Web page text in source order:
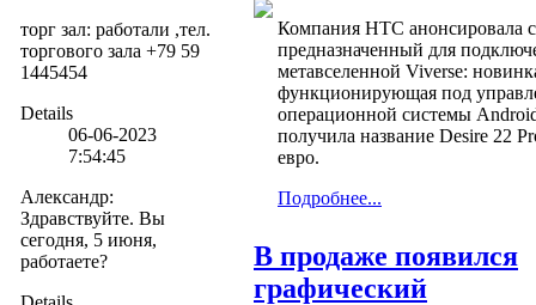
торг зал: работали ,тел.
торгового зала +79 59
1445454
Details
06-06-2023
7:54:45
Александр:
Здравствуйте. Вы
сегодня, 5 июня,
работаете?
Компания HTC анонсировала
предназначенный для
метавселенной Viverse:
функционирующая под
операционной системы
получила название Desire 22
евро.
Подробнее...
В продаже появился
графический